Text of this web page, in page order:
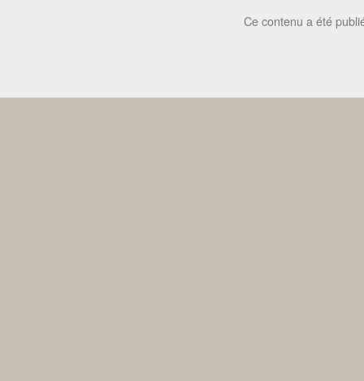
Ce contenu a été